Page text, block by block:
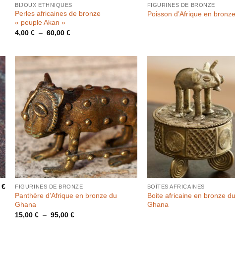
BIJOUX ETHNIQUES
Perles africaines de bronze
« peuple Akan »
4,00€ – 60,00€Plage
60,00 €
FIGURINES DE BRONZE
Poisson d’Afrique en bronze
€ FIGURINES DE BRONZE
Panthère d’Afrique en bronze du
Ghana
15,00€ – 95,00€Plage
BOÎTES AFRICAINES
Boite africaine en bronze du
Ghana